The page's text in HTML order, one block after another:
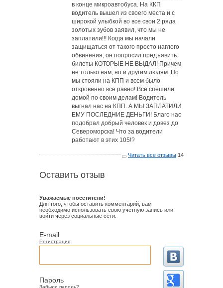
в конце микроавтобуса. На ККП
водитель вышел из своего места и с
широкой улыбкой во все свои 2 ряда
золотых зубов заявил, что мы не
заплатили!!! Когда мы начали
защищаться от такого просто наглого
обвинения, он попросил предъявить
билеты КОТОРЫЕ НЕ ВЫДАЛ! Причем
не только нам, но и другим людям. Но
мы стояли на КПП и всем было
откровенно все равно! Все спешили
домой по своим делам! Водитель
выгнал нас на КПП. А МЫ ЗАПЛАТИЛИ
ЕМУ ПОСЛЕДНИЕ ДЕНЬГИ! Благо нас
подобрал добрый человек и довез до
Североморска! Что за водители
работают в этих 105!?
Читать все отзывы 14
Оставить отзыв
Уважаемые посетители!
Для того, чтобы оставить комментарий, вам
необходимо использовать свою учетную запись или
войти через социальные сети.
E-mail
Регистрация
Пароль
Забыли пароль?